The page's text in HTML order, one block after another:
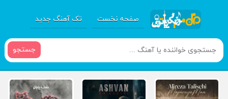
صفحه نخست تک آهنگ جدید
جستجو